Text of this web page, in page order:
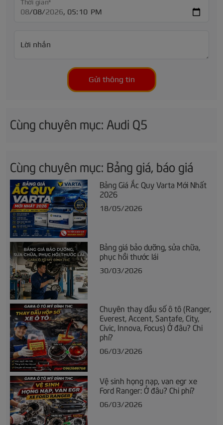
Thời gian*
Lời nhắn
Gửi thông tin
Cùng chuyên mục: Audi Q5
Cùng chuyên mục: Bảng giá, báo giá
Bảng Giá Ắc Quy Varta Mới Nhất
2026
18/05/2026
Bảng giá bảo dưỡng, sửa chữa,
phục hồi thước lái
30/03/2026
Chuyên thay dầu số ô tô (Ranger,
Everest, Accent, Santafe, City,
Civic, Innova, Focus) Ở đâu? Chi
phí?
06/03/2026
Vệ sinh họng nạp, van egr xe
Ford Ranger: Ở đâu? Chi phí?
06/03/2026